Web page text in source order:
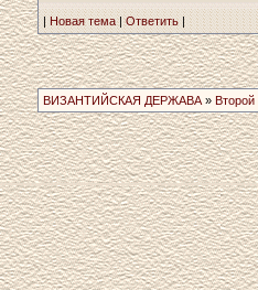
| Новая тема|Ответить |
ВИЗАНТИЙСКАЯ ДЕРЖАВА »